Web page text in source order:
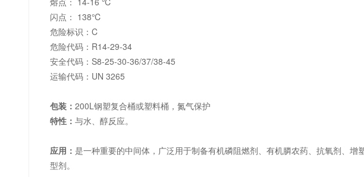
闪点： 138℃
危险标识：C
危险代码：R14-29-34
安全代码：S8-25-30-36/37/38-45
运输代码：UN 3265
包装： 200L钢塑复合桶或塑料桶，氮气保护
特性： 与水、醇反应。
应用： 是一种重要的中间体，广泛用于制备有机磷阻燃剂、有机膦农药、抗氧剂、
型剂。